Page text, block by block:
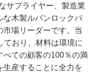
サプライヤー、製造業
な木製ルバンロックパ
市場リーダーです。当
ており、材料は環境に
べての顧客の100％の満
生産することに全力を